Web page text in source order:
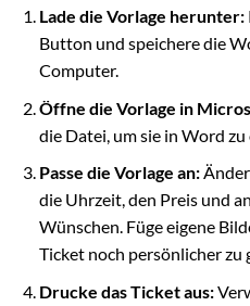
Lade die Vorlage herunter:
Button und speichere die
Computer.
Öffne die Vorlage in
die Datei, um sie in Word zu
Passe die Vorlage an:
die Uhrzeit, den Preis und
Wünschen. Füge eigene
Ticket noch persönlicher zu
Drucke das Ticket aus: